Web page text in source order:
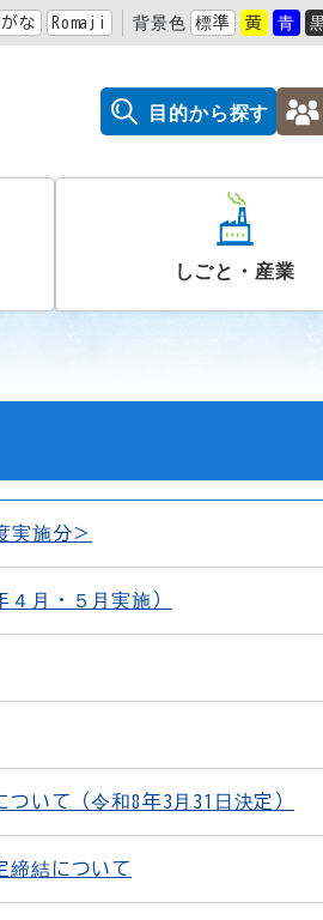
な Romaji 背景色 標準 黄 青
目的から探す
しごと・産業
実施分＞
月・５月実施）
いて（令和8年3月31日決定）
締結について